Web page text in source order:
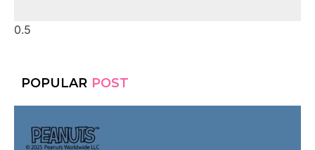
POPULAR POST